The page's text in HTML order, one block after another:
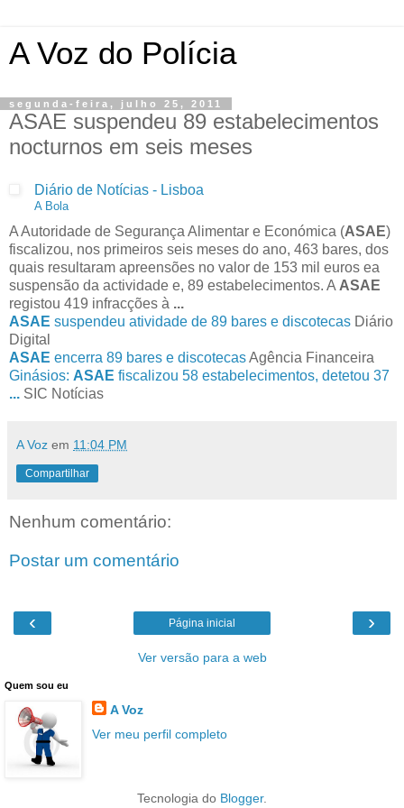
A Voz do Polícia
segunda-feira, julho 25, 2011
ASAE suspendeu 89 estabelecimentos
nocturnos em seis meses
Diário de Notícias - Lisboa
A Bola
A Autoridade de Segurança Alimentar e Económica (ASAE)
fiscalizou, nos primeiros seis meses do ano, 463 bares, dos
quais resultaram apreensões no valor de 153 mil euros ea
suspensão da actividade e, 89 estabelecimentos. A ASAE
registou 419 infracções à ...
ASAE suspendeu atividade de 89 bares e discotecas Diário
Digital
ASAE encerra 89 bares e discotecasAgência Financeira
Ginásios: ASAE fiscalizou 58 estabelecimentos, detetou 37
... SIC Notícias
A Voz em 11:04 PM
Compartilhar
Nenhum comentário:
Postar um comentário
‹ ›
Página inicial
Ver versão para a web
Quem sou eu
A Voz
Ver meu perfil completo
Tecnologia do Blogger.